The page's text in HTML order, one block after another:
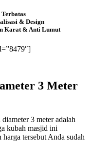
& Design
Karat & Anti Lumut
3 Meter
3 meter adalah
kubah masjid ini
tersebut Anda sudah